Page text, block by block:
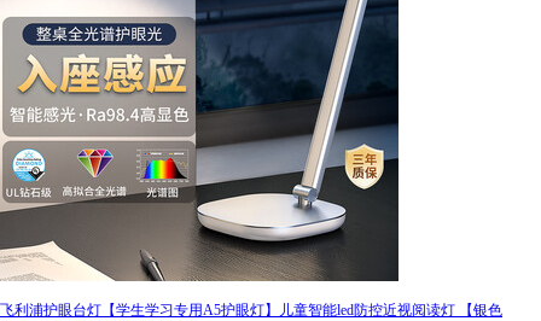
飞利浦护眼台灯【学生学习专用A5护眼灯】儿童智能led防控近视阅读灯 【银色